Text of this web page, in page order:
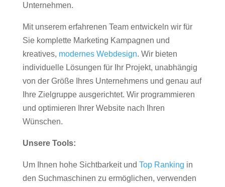
Unternehmen.
Mit unserem erfahrenen Team entwickeln wir für
Sie komplette Marketing Kampagnen und
kreatives, modernes Webdesign. Wir bieten
individuelle Lösungen für Ihr Projekt, unabhängig
von der Größe Ihres Unternehmens und genau auf
Ihre Zielgruppe ausgerichtet. Wir programmieren
und optimieren Ihrer Website nach Ihren
Wünschen.
Unsere Tools:
Um Ihnen hohe Sichtbarkeit und Top Ranking in
den Suchmaschinen zu ermöglichen, verwenden